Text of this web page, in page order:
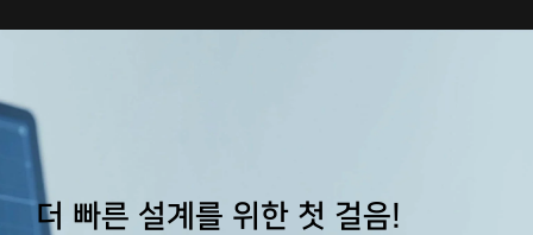
더 빠른 설계를 위한 첫 걸음!